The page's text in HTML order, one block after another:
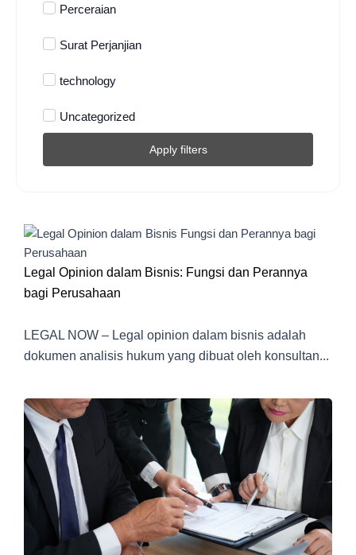
Perceraian
Surat Perjanjian
technology
Uncategorized
Apply filters
Legal Opinion dalam Bisnis: Fungsi dan Perannya
bagi Perusahaan
LEGAL NOW – Legal opinion dalam bisnis adalah
dokumen analisis hukum yang dibuat oleh konsultan...